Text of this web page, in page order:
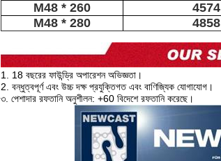
M48 * 260
4574
M48 * 280
4858
1. 18 বছরের ফাউন্ড্রি অপারেশন অভিজ্ঞতা।
2. বন্ধুত্বপূর্ণ এবং উচ্চ দক্ষ প্রযুক্তিগত এবং বাণিজ্যিক যোগাযোগ।
৩. পেশাদার রফতানি অনুশীলন: +60 বিদেশে রফতানি করেছে।